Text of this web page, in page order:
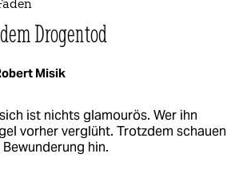
Drogentod
Misik
ist nichts glamourös. Wer ihn
vorher verglüht. Trotzdem schauen
hin.